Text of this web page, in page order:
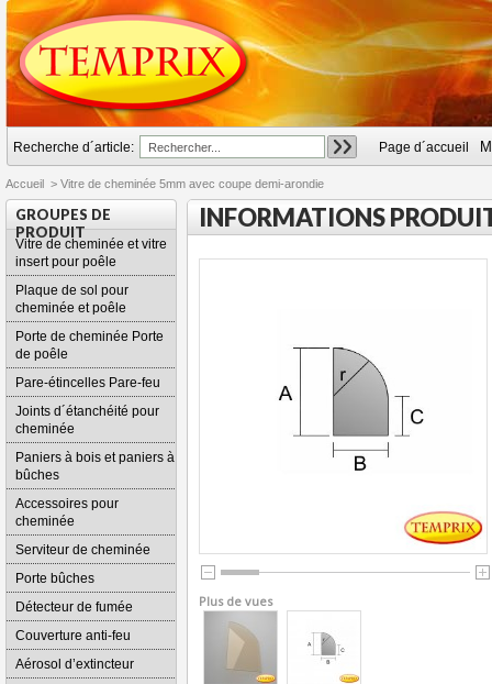
Recherche d´article: Page d´accueil
Accueil > Vitre de cheminée 5mm avec coupe demi-arondie
INFORMATIONS
Plus de vues
GROUPES DE
PRODUIT
Vitre de cheminée et vitre
insert pour poêle
Plaque de sol pour
cheminée et poêle
Porte de cheminée Porte
de poêle
Pare-étincelles Pare-feu
Joints d´étanchéité pour
cheminée
Paniers à bois et paniers à
bûches
Accessoires pour
cheminée
Serviteur de cheminée
Porte bûches
Détecteur de fumée
Couverture anti-feu
Aérosol d’extincteur